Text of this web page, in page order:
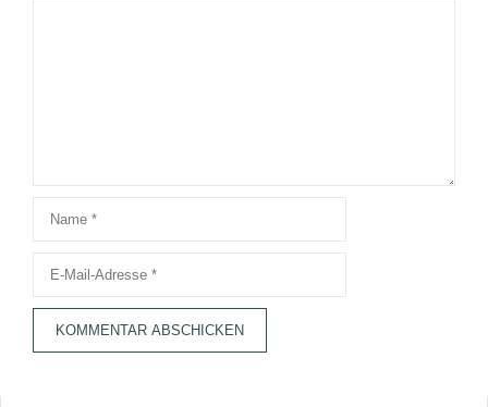
Name
Adresse